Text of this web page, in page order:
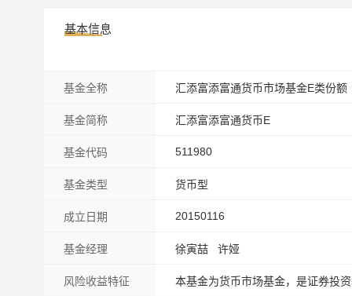
基本信息
基金全称 汇添富添富通货币市场基金E类份额
基金简称 汇添富添富通货币E
基金代码 511980
基金类型 货币型
成立日期 20150116
基金经理 徐寅喆 许娅
风险收益特征 本基金为货币市场基金，是证券投